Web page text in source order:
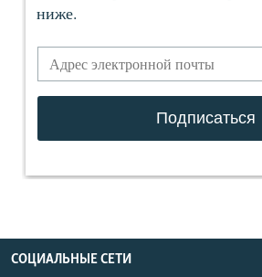
СОЦИАЛЬНЫЕ СЕТИ